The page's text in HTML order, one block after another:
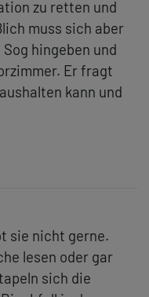
zu retten und
muss sich aber
hingeben und
Er fragt
kann und
sie nicht gerne.
lesen oder gar
sich die